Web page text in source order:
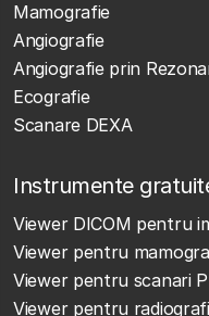
Mamografie
Angiografie
Angiografie prin
Ecografie
Scanare DEXA
Instrumente
Viewer DICOM pentru
Viewer pentru
Viewer pentru scanari
Viewer pentru